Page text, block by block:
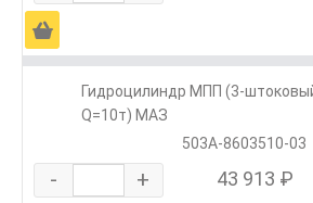
Ä
Гидроцилиндр МПП (3-
Q=10т) МАЗ
503А-8603510-03
- + 43 913 ₽